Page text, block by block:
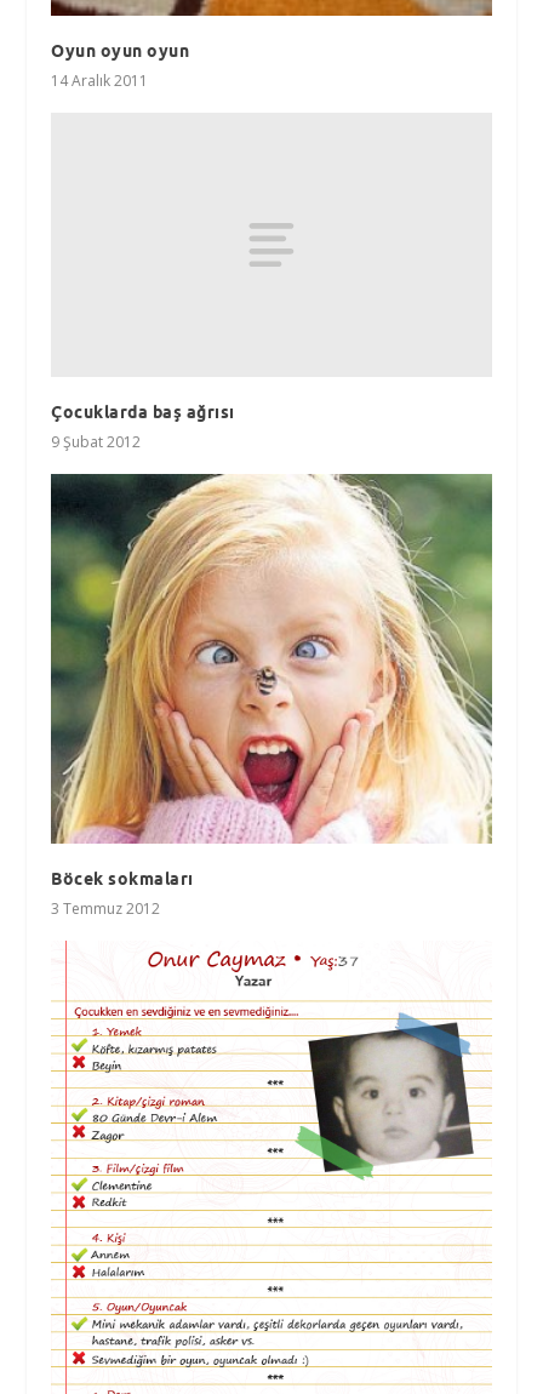
Oyun oyun oyun
14 Aralık 2011
Çocuklarda baş ağrısı
9 Şubat 2012
Böcek sokmaları
3 Temmuz 2012